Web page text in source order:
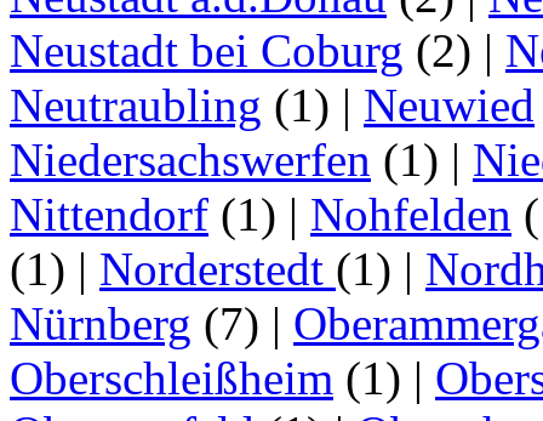
Neustadt bei Coburg (2) |
Neutraubling (1) | Neuwied
Niedersachswerfen (1) |
Nittendorf (1) | Nohfelden
(1) | Norderstedt (1) |
Nürnberg (7) |
Oberschleißheim (1) |